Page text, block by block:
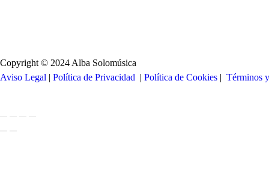
Copyright © 2024 Alba Solomúsica
Aviso Legal | Política de Privacidad | Política de Cookies | Términos